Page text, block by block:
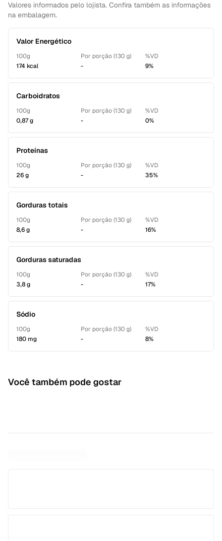
Valores informados pelo lojista. Confira também as informações
na embalagem.
Valor Energético
100g
174 kcal
Por porção (130 g)
-
%VD
9%
Carboidratos
100g
0,87 g
Por porção (130 g)
-
%VD
0%
Proteínas
100g
26 g
Por porção (130 g)
-
%VD
35%
Gorduras totais
100g
8,6 g
Por porção (130 g)
-
%VD
16%
Gorduras saturadas
100g
3,8 g
Por porção (130 g)
-
%VD
17%
Sódio
100g
180 mg
Por porção (130 g)
-
%VD
8%
Você também pode gostar